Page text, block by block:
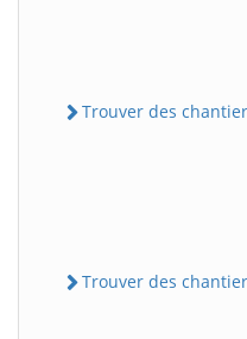
Trouver des
Trouver des